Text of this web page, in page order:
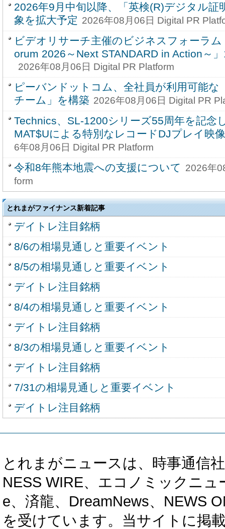
2026年9月中旬以降、「英検(R)デジタル証
象を拡大予定 2026年08月06日 Digital PR
ビデオリサーチ主催のビジネスフォーラ
orum 2026～Next STANDARD in Action～
2026年08月06日 Digital PR Platform
ピーバンドットコム、全社員が利用可能な
チーム」を構築 2026年08月06日 Digital PR
Technics、SL-1200シリーズ55周年を記念
MAT$Uによる特別なレコードDJプレイ映
6年08月06日 Digital PR Platform
令和8年熊本地震への支援について 2026年
form
とれまがファイナンス新着記事
デイトレ注目銘柄
8/6の相場見通しと重要イベント
8/5の相場見通しと重要イベント
デイトレ注目銘柄
8/4の相場見通しと重要イベント
デイトレ注目銘柄
8/3の相場見通しと重要イベント
デイトレ注目銘柄
7/31の相場見通しと重要イベント
デイトレ注目銘柄
とれまがニュースは、時事通信
NESS WIRE、エコノミックニ
e、済龍、DreamNews、NEWS
を受けています。当サイトに掲